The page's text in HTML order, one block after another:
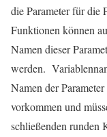
die Parameter für die
Funktionen können
Namen dieser
werden.
Namen der
vorkommen und
schließenden runden